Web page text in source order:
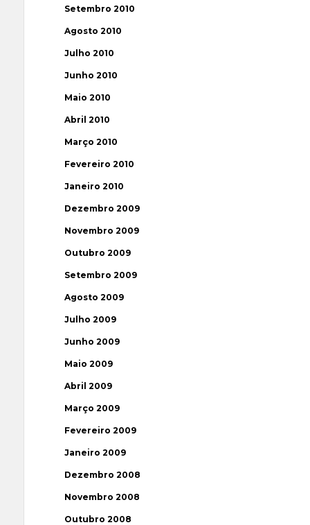
Setembro 2010
Agosto 2010
Julho 2010
Junho 2010
Maio 2010
Abril 2010
Março 2010
Fevereiro 2010
Janeiro 2010
Dezembro 2009
Novembro 2009
Outubro 2009
Setembro 2009
Agosto 2009
Julho 2009
Junho 2009
Maio 2009
Abril 2009
Março 2009
Fevereiro 2009
Janeiro 2009
Dezembro 2008
Novembro 2008
Outubro 2008